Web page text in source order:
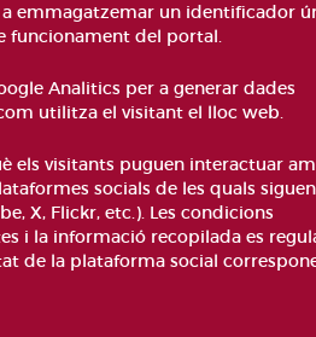
emmagatzemar un identificador
funcionament del portal.
Analitics per a generar dades
utilitza el visitant el lloc web.
els visitants puguen interactuar
socials de les quals siguen
X, Flickr, etc.). Les condicions
i la informació recopilada es
de la plataforma social